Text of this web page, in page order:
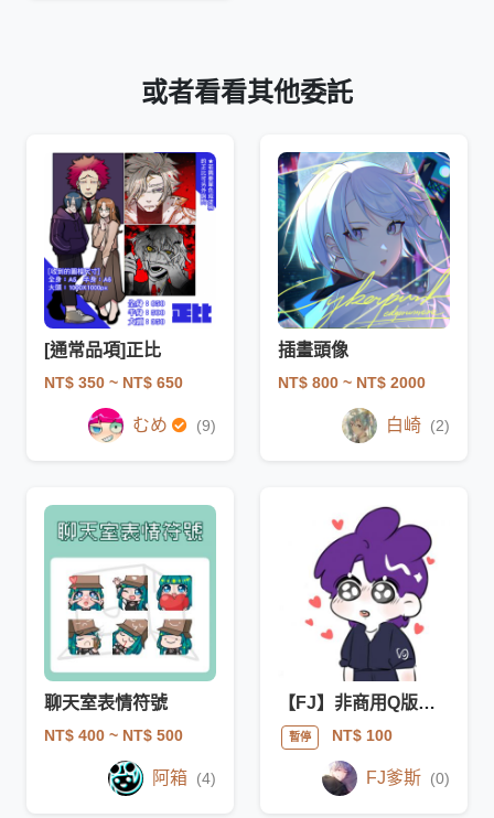
或者看看其他委託
[通常品項]正比
NT$ 350 ~ NT$ 650
むめ (9)
插畫頭像
NT$ 800 ~ NT$ 2000
白崎 (2)
聊天室表情符號
NT$ 400 ~ NT$ 500
阿箱 (4)
【FJ】非商用Q版塗鴉
暫停 NT$ 100
FJ爹斯 (0)